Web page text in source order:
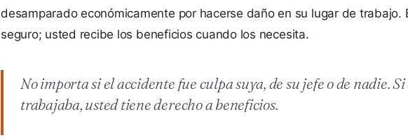
desamparado económicamente por hacerse daño en su lugar de trabajo.
seguro; usted recibe los beneficios cuando los necesita.
No importa si el accidente fue culpa suya, de su jefe o de nadie.
trabajaba, usted tiene derecho a beneficios.